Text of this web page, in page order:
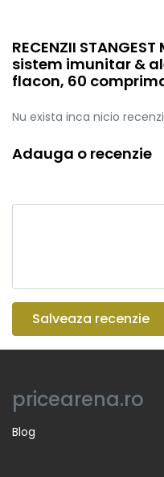
RECENZII
sistem imunitar &
flacon, 60
Nu exista inca nicio
Adauga o recenzie
Salveaza recenzie
pricearena.ro
Blog